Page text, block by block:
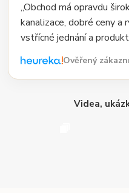
„Obchod má opravdu
kanalizace, dobré ceny a
vstřícné jednání a
Ověřený
Videa,